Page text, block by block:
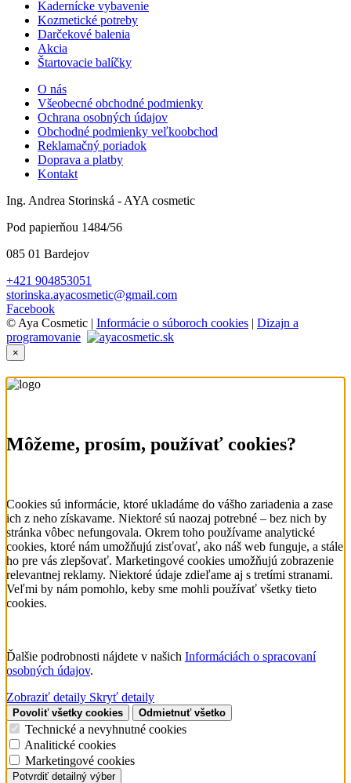
Kadernícke vybavenie
Kozmetické potreby
Darčekové balenia
Akcia
Štartovacie balíčky
O nás
Všeobecné obchodné podmienky
Ochrana osobných údajov
Obchodné podmienky veľkoobchod
Reklamačný poriadok
Doprava a platby
Kontakt
Ing. Andrea Storinská - AYA cosmetic
Pod papierňou 1484/56
085 01 Bardejov
+421 904853051
storinska.ayacosmetic@gmail.com
Facebook
© Aya Cosmetic | Informácie o súboroch cookies | Dizajn a
programovanie
×
Môžeme, prosím, používať cookies?
Cookies sú informácie, ktoré ukladáme do vášho zariadenia a zase
ich z neho získavame. Niektoré sú naozaj potrebné – bez nich by
stránka vôbec nefungovala. Okrem toho používame analytické
cookies, ktoré nám umožňujú zisťovať, ako náš web funguje, a stále
ho pre vás zlepšovať. Marketingové cookies umožňujú zobrazenie
relevantnej reklamy. Niektoré údaje zdieľame aj s tretími stranami.
Veľmi by nám pomohlo, keby sme mohli používať všetky tieto
cookies.
Ďalšie podrobnosti nájdete v našich Informáciách o spracovaní
osobných údajov.
Zobraziť detaily Skryť detaily
Povoliť všetky cookies Odmietnuť všetko
Technické a nevyhnutné cookies
Analitické cookies
Marketingové cookies
Potvrdiť detailný výber